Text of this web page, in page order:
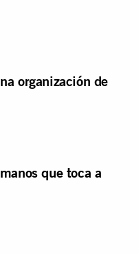
organización de
que toca a